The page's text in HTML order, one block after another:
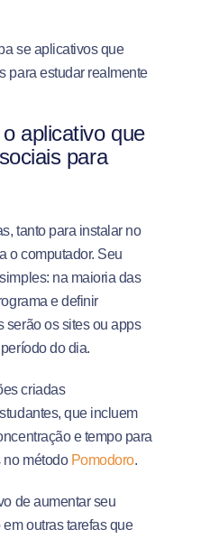
se aplicativos que
para estudar realmente
aplicativo que
para
tanto para instalar no
o computador. Seu
na maioria das
e definir
serão os sites ou apps
do dia.
criadas
que incluem
e tempo para
no método Pomodoro.
de aumentar seu
outras tarefas que